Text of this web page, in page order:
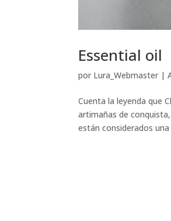
Essential oil
por Lura_Webmaster |
Cuenta la leyenda que
artimañas de
están considerados una